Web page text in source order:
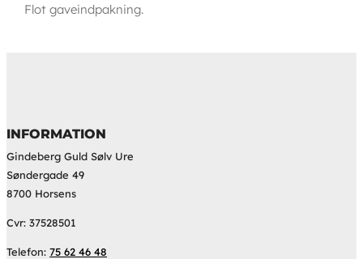
Flot gaveindpakning.
INFORMATION
Gindeberg Guld Sølv Ure
Søndergade 49
8700 Horsens
Cvr: 37528501
Telefon: 75 62 46 48